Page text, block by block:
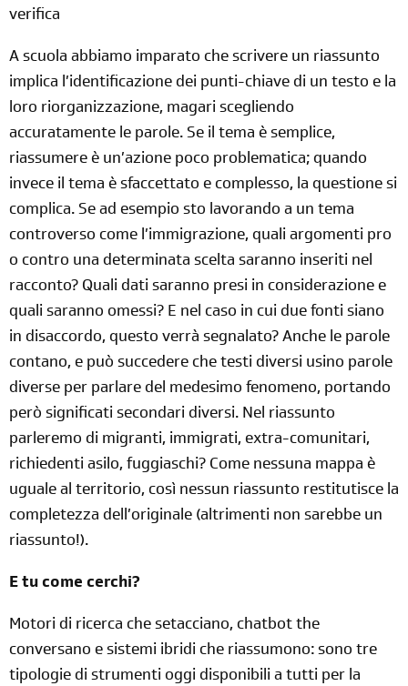
verifica
A scuola abbiamo imparato che scrivere un riassunto
implica l’identificazione dei punti-chiave di un testo e la
loro riorganizzazione, magari scegliendo
accuratamente le parole. Se il tema è semplice,
riassumere è un’azione poco problematica; quando
invece il tema è sfaccettato e complesso, la questione si
complica. Se ad esempio sto lavorando a un tema
controverso come l’immigrazione, quali argomenti pro
o contro una determinata scelta saranno inseriti nel
racconto? Quali dati saranno presi in considerazione e
quali saranno omessi? E nel caso in cui due fonti siano
in disaccordo, questo verrà segnalato? Anche le parole
contano, e può succedere che testi diversi usino parole
diverse per parlare del medesimo fenomeno, portando
però significati secondari diversi. Nel riassunto
parleremo di migranti, immigrati, extra-comunitari,
richiedenti asilo, fuggiaschi? Come nessuna mappa è
uguale al territorio, così nessun riassunto restitutisce la
completezza dell’originale (altrimenti non sarebbe un
riassunto!).
E tu come cerchi?
Motori di ricerca che setacciano, chatbot the
conversano e sistemi ibridi che riassumono: sono tre
tipologie di strumenti oggi disponibili a tutti per la